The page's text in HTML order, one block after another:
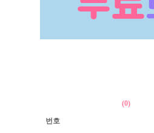
(0)
번호